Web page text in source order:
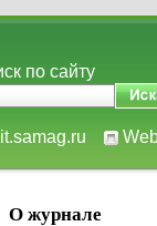
по сайту
О журнале